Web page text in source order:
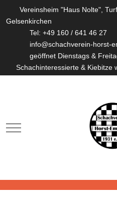
Vereinsheim "Haus Nolte",
Gelsenkirchen
Tel: +49 160 / 641 46 27
info@schachverein-horst-
geöffnet Dienstags &
Schachinteressierte & Kiebitze
Mobile Menu Toggle